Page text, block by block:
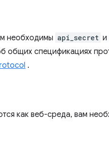
необходимы api_secret и
общих спецификациях
.
как веб-среда, вам